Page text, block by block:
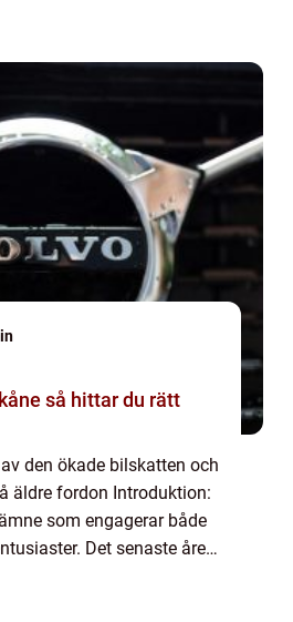
du rätt
den ökade bilskatten och
äldre fordon Introduktion:
som engagerar både
Det senaste året